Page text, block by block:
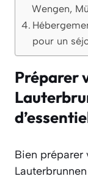
Wengen,
pour un
Préparer
Bien préparer